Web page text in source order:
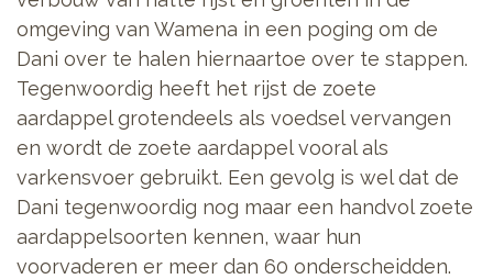
omgeving van Wamena in een poging om de
Dani over te halen hiernaartoe over te stappen.
Tegenwoordig heeft het rijst de zoete
aardappel grotendeels als voedsel vervangen
en wordt de zoete aardappel vooral als
varkensvoer gebruikt. Een gevolg is wel dat de
Dani tegenwoordig nog maar een handvol zoete
aardappelsoorten kennen, waar hun
voorvaderen er meer dan 60 onderscheidden.